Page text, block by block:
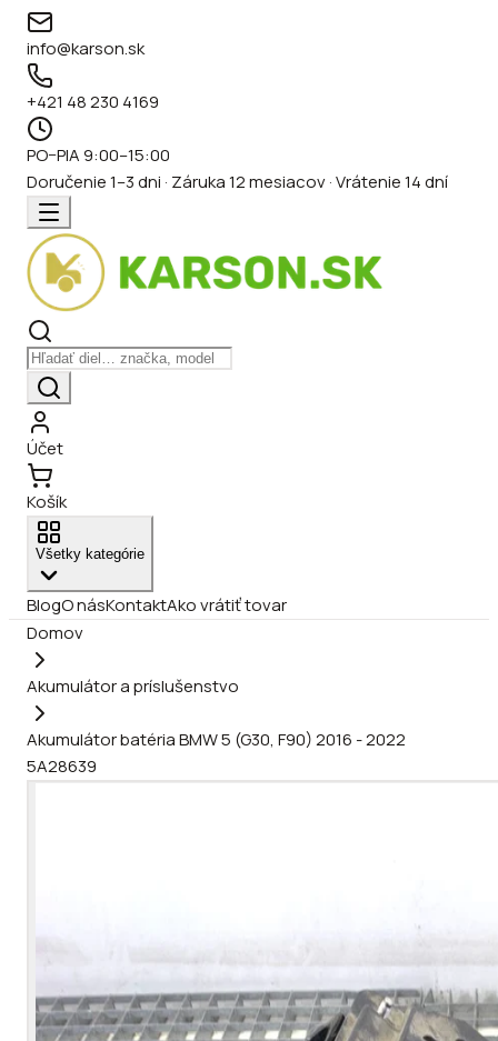
info@karson.sk
+421 48 230 4169
PO–PIA 9:00–15:00
Doručenie 1–3 dni · Záruka 12 mesiacov · Vrátenie 14 dní
Účet
Košík
Všetky kategórie
BlogO násKontaktAko vrátiť tovar
Domov
Akumulátor a príslušenstvo
Akumulátor batéria BMW 5 (G30, F90) 2016 - 2022
5A28639